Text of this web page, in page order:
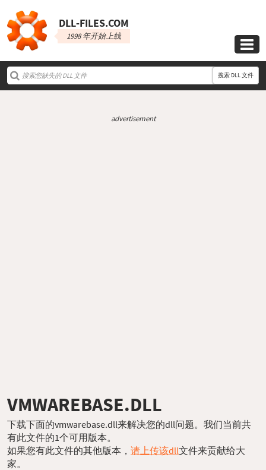
DLL‑FILES.COM
1998 年开始上线

搜索 DLL 文件
advertisement
VMWAREBASE.DLL
下载下面的vmwarebase.dll来解决您的dll问题。我们当前共
有此文件的1个可用版本。
如果您有此文件的其他版本， 请上传该dll文件来贡献给大
家。